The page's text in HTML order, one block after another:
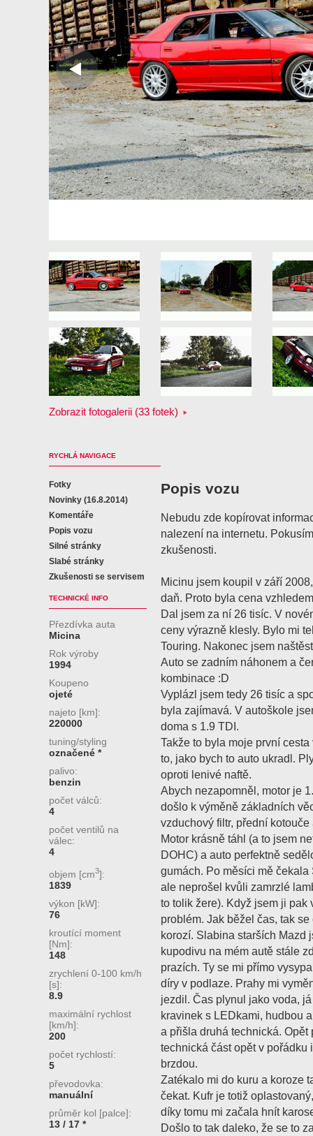
Zobrazit fotogalerii (33 fotek)
RYCHLÁ NAVIGACE
Fotky
Novinky (16.8.2014)
Komentáře
Popis vozu
Silné stránky
Slabé stránky
Zkušenosti se servisem
TECHNICKÉ INFO
Přezdívka auta
Micina
Rok výroby
1994
Koupeno
ojeté
najeto [km]:
220000
tuning/styling
označené *
palivo:
benzin
počet válců:
4
počet ventilů na
válec:
4
objem [cm3]:
1839
výkon [kW]:
76
kroutící moment
[Nm]:
148
zrychlení 0-100 km/h
[s]:
8.9
maximální rychlost
[km/h]:
200
počet rychlostí:
5
převodovka:
manuální
průměr kol [palce]:
13 / 17 *
Popis vozu
Nebudu zde kopírovat
nalezení na internetu.
zkušenosti.
Micinu jsem koupil v září
daň. Proto byla cena
Dal jsem za ní 26 tisíc. V
ceny výrazně klesly. Bylo mi
Touring. Nakonec jsem
Auto se zadním náhonem a
kombinace :D
Vyplázl jsem tedy 26 tisíc a
byla zajímavá. V autoškole
doma s 1.9 TDI.
Takže to byla moje první
to, jako bych to auto ukradl.
oproti lenivé naftě.
Abych nezapomněl, motor je
došlo k výměně základních
vzduchový filtr, přední
Motor krásně táhl (a to jsem
DOHC) a auto perfektně
gumách. Po měsíci mě
ale neprošel kvůli zamrzlé
to tolik žere). Když jsem ji pak
problém. Jak běžel čas, tak
korozí. Slabina starších Mazd
kupodivu na mém autě stále
prazích. Ty se mi přímo
díry v podlaze. Prahy mi
jezdil. Čas plynul jako voda,
kravinek s LEDkami, hudbou
a přišla druhá technická. Opět
technická část opět v pořádku
brzdou.
Zatékalo mi do kuru a koroze
čekat. Kufr je totiž
díky tomu mi začala hnít
Došlo to tak daleko, že se to